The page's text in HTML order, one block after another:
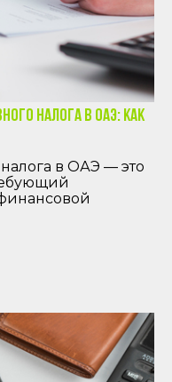
налога в ОАЭ: Как
в ОАЭ — это